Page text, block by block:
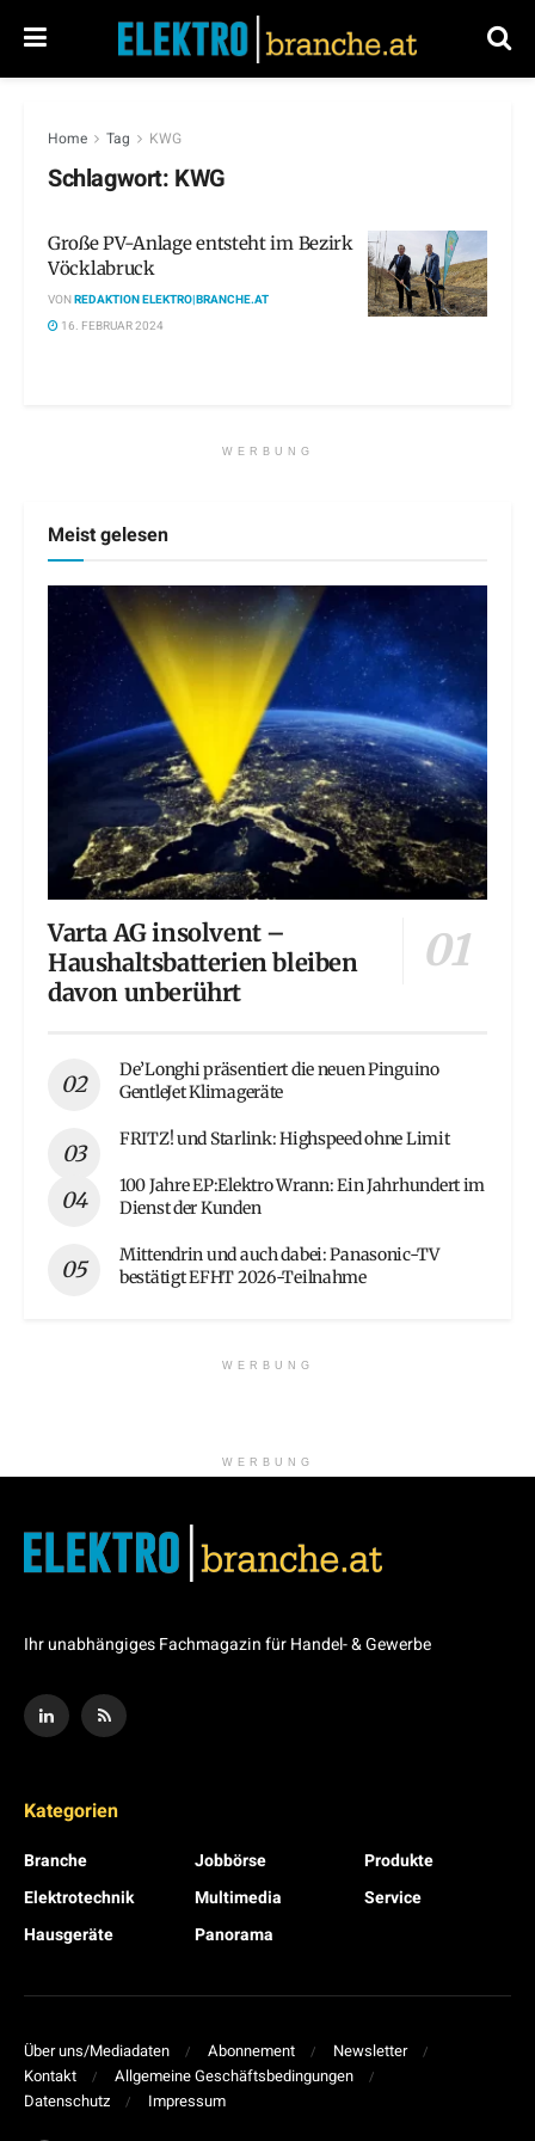
Home Tag KWG
Schlagwort: KWG
Große PV-Anlage entsteht im Bezirk
Vöcklabruck
VONREDAKTION ELEKTRO|BRANCHE.AT
16. FEBRUAR 2024
WERBUNG
Meist gelesen
Varta AG insolvent –
Haushaltsbatterien bleiben
davon unberührt
De’Longhi präsentiert die neuen Pinguino
GentleJet Klimageräte
FRITZ! und Starlink: Highspeed ohne Limit
100 Jahre EP:Elektro Wrann: Ein Jahrhundert im
Dienst der Kunden
Mittendrin und auch dabei: Panasonic-TV
bestätigt EFHT 2026-Teilnahme
WERBUNG
WERBUNG
Ihr unabhängiges Fachmagazin für Handel- & Gewerbe
Kategorien
Branche
Elektrotechnik
Hausgeräte
Jobbörse
Multimedia
Panorama
Produkte
Service
Über uns/Mediadaten Abonnement
Newsletter
Kontakt
Allgemeine Geschäftsbedingungen
Datenschutz
Impressum